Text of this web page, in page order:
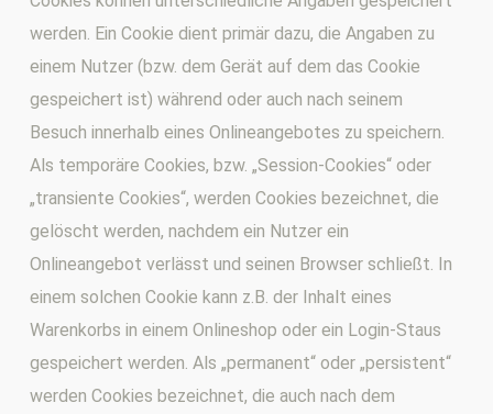
werden. Ein Cookie dient primär dazu, die Angaben zu
einem Nutzer (bzw. dem Gerät auf dem das Cookie
gespeichert ist) während oder auch nach seinem
Besuch innerhalb eines Onlineangebotes zu speichern.
Als temporäre Cookies, bzw. „Session-Cookies“ oder
„transiente Cookies“, werden Cookies bezeichnet, die
gelöscht werden, nachdem ein Nutzer ein
Onlineangebot verlässt und seinen Browser schließt. In
einem solchen Cookie kann z.B. der Inhalt eines
Warenkorbs in einem Onlineshop oder ein Login-Staus
gespeichert werden. Als „permanent“ oder „persistent“
werden Cookies bezeichnet, die auch nach dem